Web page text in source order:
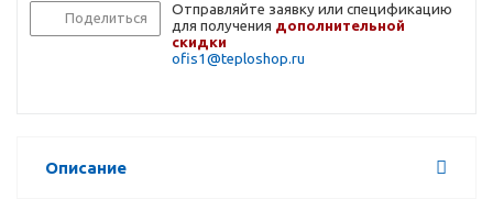
Поделиться
Отправляйте заявку или спецификацию
для получения дополнительной
скидки
ofis1@teploshop.ru
Описание